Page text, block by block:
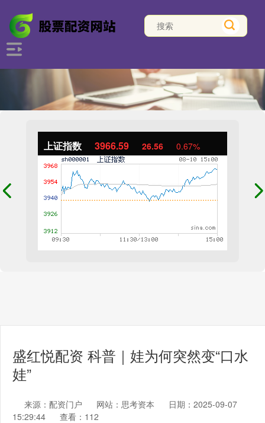
上证指数 3966.59 26.56 0.67%
盛红悦配资 科普｜娃为何突然变“口水
娃”
来源：配资门户 网站：思考资本
日期：2025-09-07
15:29:44
查看：112